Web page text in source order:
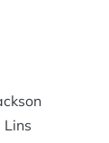
Lins